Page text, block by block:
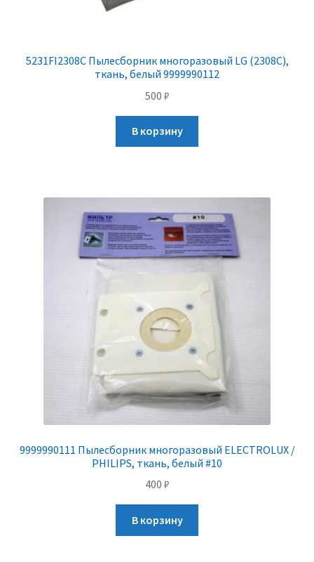
5231FI2308C Пылесборник многоразовый LG (2308C),
ткань, белый 9999990112
500 ₽
В корзину
9999990111 Пылесборник многоразовый ELECTROLUX /
PHILIPS, ткань, белый #10
400 ₽
В корзину